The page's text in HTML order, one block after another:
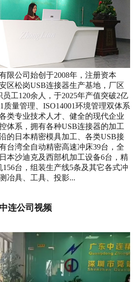
限公司始创于2008年，注册资本
区松岗USB连接器生产基地，厂区
工120余人，于2025年产值突破2亿
质量管理、ISO14001环境管理双体系
类专业技术人才、健全的现代企业
体系，拥有各种USB连接器的加工
的日本精密模具加工、各类USB接
台湾全自动精密高速冲床39台，全
本沙迪克及西部机加工设备6台，精
台，组装生产线5条及其它各式冲
冶具、工具、投影...
中连公司视频